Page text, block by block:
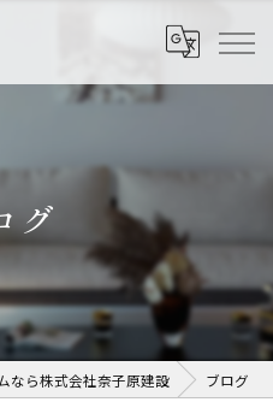
グ
なら株式会社奈子原建設 ブログ